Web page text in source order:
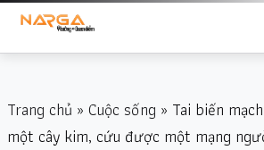
Trang chủ » Cuộc sống » Tai biến
một cây kim, cứu được một mạng